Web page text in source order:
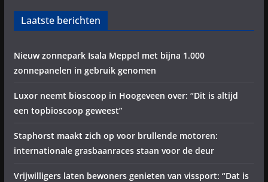
Laatste berichten
Nieuw zonnepark Isala Meppel met bijna 1.000
zonnepanelen in gebruik genomen
Luxor neemt bioscoop in Hoogeveen over: “Dit is altijd
een topbioscoop geweest”
Staphorst maakt zich op voor brullende motoren:
internationale grasbaanraces staan voor de deur
Vrijwilligers laten bewoners genieten van vissport: “Dat is